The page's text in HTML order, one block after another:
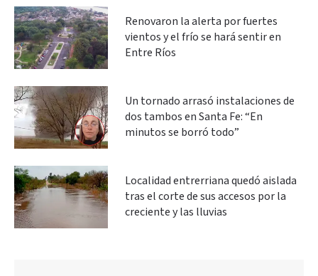
Renovaron la alerta por fuertes
vientos y el frío se hará sentir en
Entre Ríos
Un tornado arrasó instalaciones de
dos tambos en Santa Fe: “En
minutos se borró todo”
Localidad entrerriana quedó aislada
tras el corte de sus accesos por la
creciente y las lluvias